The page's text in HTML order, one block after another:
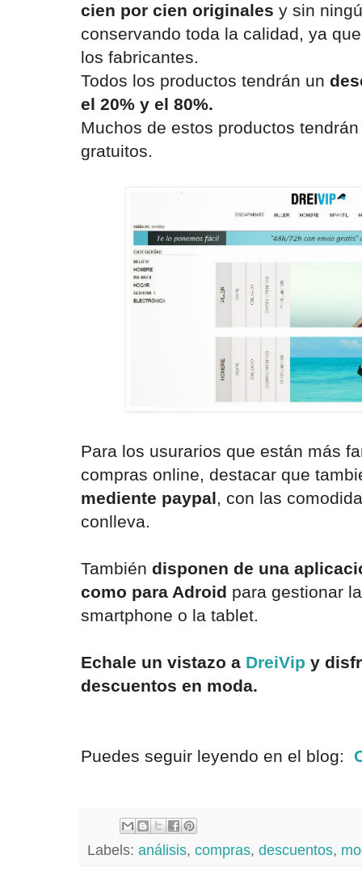
cien por cien originales y sin
conservando toda la calidad, ya
los fabricantes.
Todos los productos tendrán un
el 20% y el 80%.
Muchos de estos productos
gratuitos.
Para los usurarios que están más
compras online, destacar que
mediente paypal , con las
conlleva.
También disponen de una
como para Adroid para gestionar
smartphone o la tablet.
Echale un vistazo a DreiVip y
descuentos en moda.
Puedes seguir leyendo en el blog:
Labels: análisis, compras, descuentos,